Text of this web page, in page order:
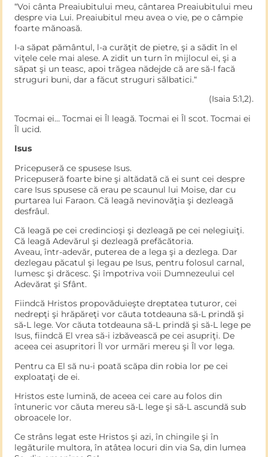
“Voi cânta Preaiubitului meu, cântarea Preaiubitului meu
despre via Lui. Preaiubitul meu avea o vie, pe o câmpie
foarte mănoasă.
I-a săpat pământul, l-a curăţit de pietre, şi a sădit în el
viţele cele mai alese. A zidit un turn în mijlocul ei, şi a
săpat şi un teasc, apoi trăgea nădejde că are să-I facă
struguri buni, dar a făcut struguri sălbatici.“
(Isaia 5:1,2).
Tocmai ei… Tocmai ei Îl leagă. Tocmai ei Îl scot. Tocmai ei
Îl ucid.
Isus
Pricepuseră ce spusese Isus.
Pricepuseră foarte bine şi altădată că ei sunt cei despre
care Isus spusese că erau pe scaunul lui Moise, dar cu
purtarea lui Faraon. Că leagă nevinovăţia şi dezleagă
desfrâul.
Că leagă pe cei credincioşi şi dezleagă pe cei nelegiuiţi.
Că leagă Adevărul şi dezleagă prefăcătoria.
Aveau, într-adevăr, puterea de a lega şi a dezlega. Dar
dezlegau păcatul şi legau pe Isus, pentru folosul carnal,
lumesc şi drăcesc. Şi împotriva voii Dumnezeului cel
Adevărat şi Sfânt.
Fiindcă Hristos propovăduieşte dreptatea tuturor, cei
nedrepţi şi hrăpăreţi vor căuta totdeauna să-L prindă şi
să‑L lege. Vor căuta totdeauna să-L prindă şi să-L lege pe
Isus, fiindcă El vrea să-i izbăvească pe cei asupriţi. De
aceea cei asupritori Îl vor urmări mereu şi Îl vor lega.
Pentru ca El să nu-i poată scăpa din robia lor pe cei
exploataţi de ei.
Hristos este lumină, de aceea cei care au folos din
întuneric vor căuta mereu să-L lege şi să-L ascundă sub
ob­roacele lor.
Ce strâns legat este Hristos şi azi, în chingile şi în
legăturile multora, în atâtea locuri din via Sa, din lumea